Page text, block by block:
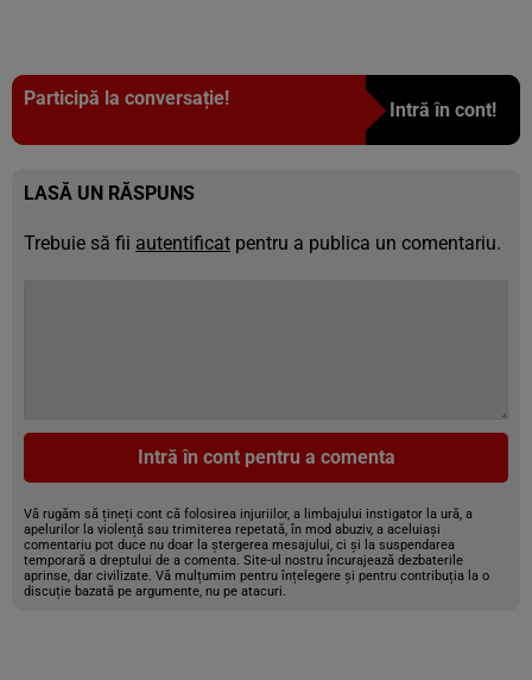
Participă la conversație!
Intră în cont!
LASĂ UN RĂSPUNS
Trebuie să fii autentificat pentru a publica un comentariu.
Intră în cont pentru a comenta
Vă rugăm să țineți cont că folosirea injuriilor, a limbajului instigator la ură, a
apelurilor la violență sau trimiterea repetată, în mod abuziv, a aceluiași
comentariu pot duce nu doar la ștergerea mesajului, ci și la suspendarea
temporară a dreptului de a comenta. Site-ul nostru încurajează dezbaterile
aprinse, dar civilizate. Vă mulțumim pentru înțelegere și pentru contribuția la o
discuție bazată pe argumente, nu pe atacuri.